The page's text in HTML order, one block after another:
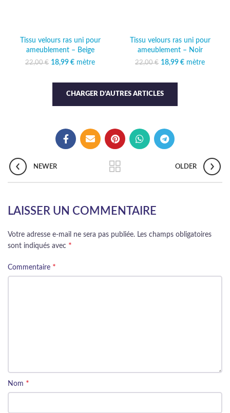
Tissu velours ras uni pour
ameublement – Beige
22,00€ Le prix initial était :
18,99 €
Le prix
18,99 €.
mètre
Tissu velours ras uni pour
ameublement – Noir
22,00€ Le prix initial était :
18,99 €
Le prix
mètre
CHARGER D'AUTRES ARTICLES
NEWER OLDER
LAISSER UN COMMENTAIRE
Votre adresse e-mail ne sera pas publiée. Les champs obligatoires
sont indiqués avec *
Commentaire *
Nom *